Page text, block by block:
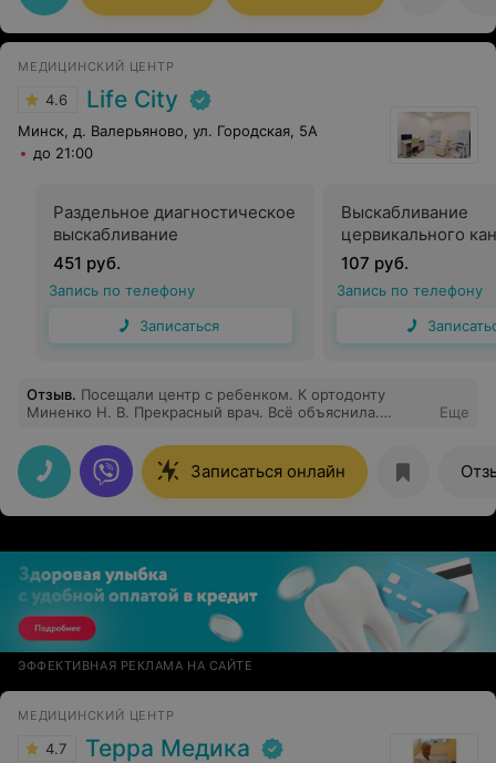
МЕДИЦИНСКИЙ ЦЕНТР
4.6 Life City
Минск, д. Валерьяново, ул. Городская, 5А
до 21:00
Раздельное диагностическое
выскабливание
451 руб.
Запись по телефону
Записаться
Выскабливание
цервикального
107 руб.
Запись по телефону
Отзыв. Посещали центр с ребенком. К ортодонту
Миненко Н. В. Прекрасный врач. Всё объяснила.
Еще
Записаться онлайн
ЭФФЕКТИВНАЯ РЕКЛАМА НА САЙТЕ
МЕДИЦИНСКИЙ ЦЕНТР
4.7 Терра Медика